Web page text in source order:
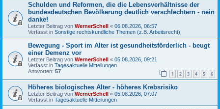
Schulden und Reformen, die die Lebensverhältnisse der
bundesdeutschen Bevölkerung deutlich verschlechtern - nein
danke!
Letzter Beitrag von WernerSchell « 06.08.2026, 06:57
Verfasst in Sonstige rechtskundliche Themen (z.B. Arbeitsrecht)
Bewegung - Sport im Alter ist gesundheitsförderlich - beugt
einer Demenz vor
Letzter Beitrag von WernerSchell « 05.08.2026, 09:21
Verfasst in Tagesaktuelle Mitteilungen
Antworten: 57 1 2 3 4 5 6
Höheres biologisches Alter - höheres Krebsrisiko
Letzter Beitrag von WernerSchell « 05.08.2026, 07:07
Verfasst in Tagesaktuelle Mitteilungen